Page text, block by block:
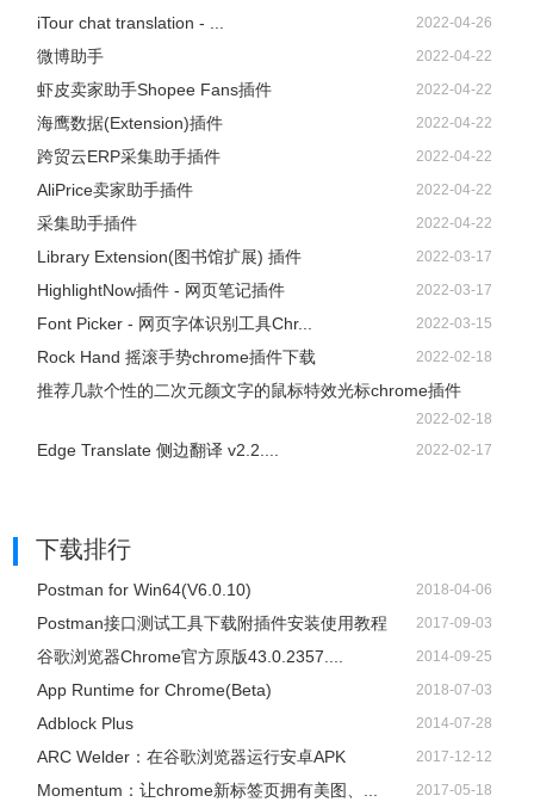
iTour chat translation - ... 2022-04-26
微博助手 2022-04-22
虾皮卖家助手Shopee Fans插件 2022-04-22
海鹰数据(Extension)插件 2022-04-22
跨贸云ERP采集助手插件 2022-04-22
AliPrice卖家助手插件 2022-04-22
采集助手插件 2022-04-22
Library Extension(图书馆扩展) 插件 2022-03-17
HighlightNow插件 - 网页笔记插件 2022-03-17
Font Picker - 网页字体识别工具Chr... 2022-03-15
Rock Hand 摇滚手势chrome插件下载 2022-02-18
推荐几款个性的二次元颜文字的鼠标特效光标chrome插件
2022-02-18
Edge Translate 侧边翻译 v2.2.... 2022-02-17
下载排行
Postman for Win64(V6.0.10) 2018-04-06
Postman接口测试工具下载附插件安装使用教程 2017-09-03
谷歌浏览器Chrome官方原版43.0.2357.... 2014-09-25
App Runtime for Chrome(Beta) 2018-07-03
Adblock Plus 2014-07-28
ARC Welder：在谷歌浏览器运行安卓APK 2017-12-12
Momentum：让chrome新标签页拥有美图、... 2017-05-18